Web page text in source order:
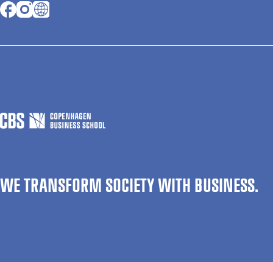
Opens in a new tab
Opens in a new tab
Opens in a new tab
WE TRANSFORM SOCIETY WITH BUSINESS.